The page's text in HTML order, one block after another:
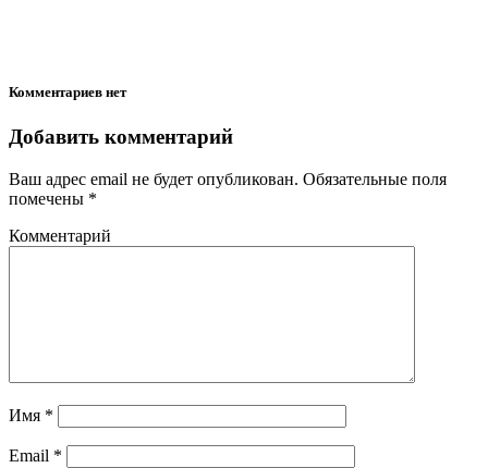
Комментариев нет
Добавить комментарий
Ваш адрес email не будет опубликован. Обязательные поля
помечены *
Комментарий
Имя *
Email *